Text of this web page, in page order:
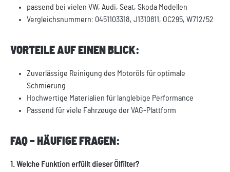
passend bei vielen VW, Audi, Seat, Skoda Modellen
Vergleichsnummern: 0451103318, J1310811, OC295, W712/52
VORTEILE AUF EINEN BLICK:
Zuverlässige Reinigung des Motoröls für optimale
Schmierung
Hochwertige Materialien für langlebige Performance
Passend für viele Fahrzeuge der VAG-Plattform
FAQ – HÄUFIGE FRAGEN:
1. Welche Funktion erfüllt dieser Ölfilter?